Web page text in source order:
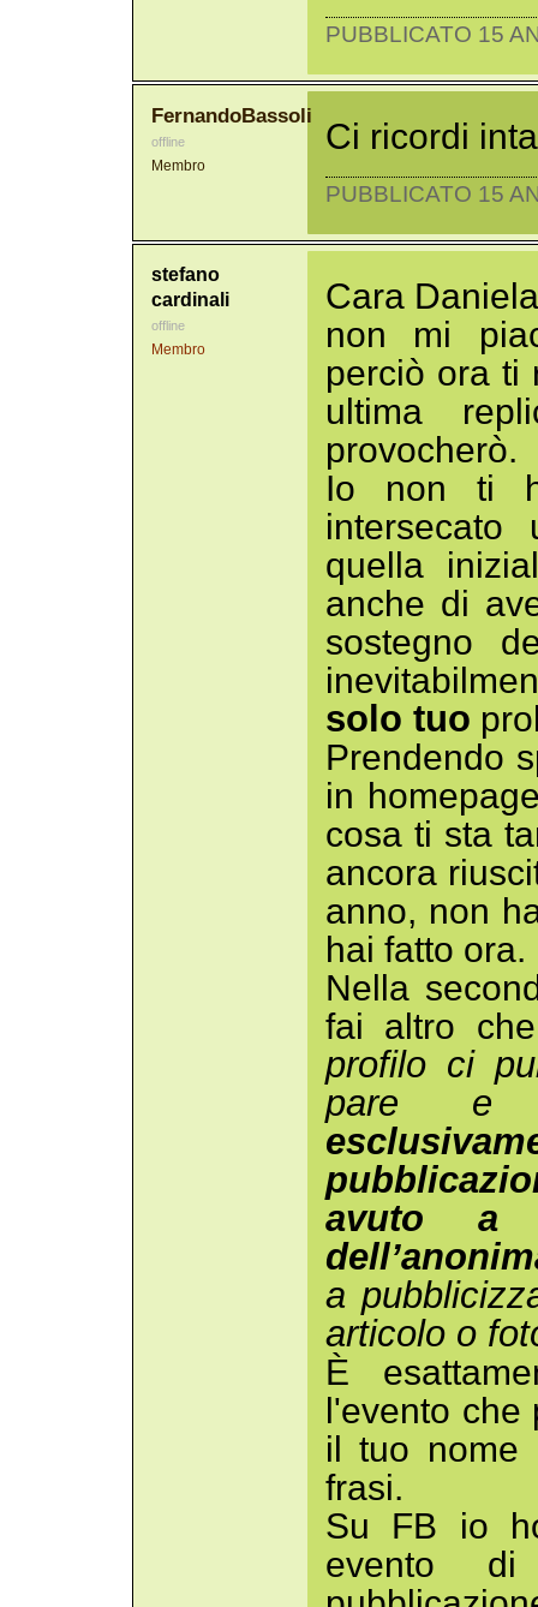
PUBBLICATO 15
FernandoBassoli
offline
Membro
Ci ricordi
PUBBLICATO 15
stefano
cardinali
offline
Membro
Cara
non mi
perciò ora ti
ultima
provocherò.
Io non ti
intersecato
quella
anche di
sostegno
solo tuo
Prendendo
in
cosa ti sta
ancora
anno, non
hai fatto ora.
Nella
fai altro
profilo ci
pare
avuto a
a
articolo o
È
l'evento che
il tuo nome
frasi.
Su FB io
evento di